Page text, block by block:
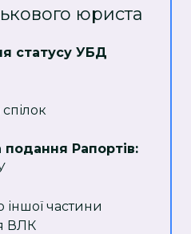
юриста
статусу УБД
Рапортів:
частини
ВЛК